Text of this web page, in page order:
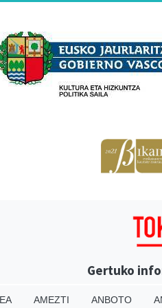
Gertuko
AMEZTI ANBOTO